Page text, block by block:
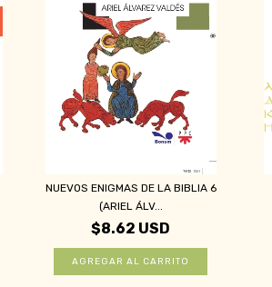
NUEVOS ENIGMAS DE LA BIBLIA 6
(ARIEL ÁLV...
$8.62 USD